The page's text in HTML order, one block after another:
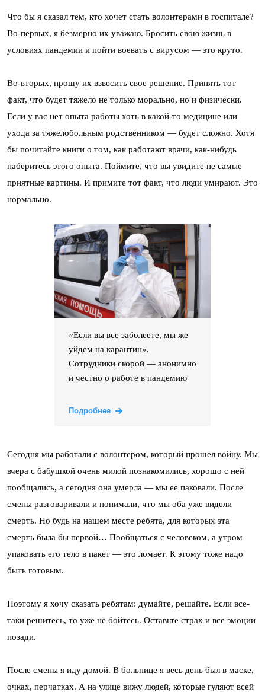
Что бы я сказал тем, кто хочет стать волонтерами в госпитале?
Во-первых, я безмерно их уважаю. Бросить свою жизнь в
условиях пандемии и пойти воевать с вирусом — это круто.
Во-вторых, прошу их взвесить свое решение. Принять тот
факт, что будет тяжело не только морально, но и физически.
Если у вас нет опыта работы хоть в какой-то медицине или
ухода за тяжелобольным родственником — будет сложно. Хотя
бы почитайте книги о том, как работают врачи, как-нибудь
наберитесь этого опыта. Поймите, что вы увидите не самые
приятные картины. И примите тот факт, что люди умирают. Это
нормально.
«Если вы все заболеете, мы же
уйдем на карантин».
Сотрудники скорой — анонимно
и честно о работе в пандемию
Подробнее
Сегодня мы работали с волонтером, который прошел войну. Мы
вчера с бабушкой очень милой познакомились, хорошо с ней
пообщались, а сегодня она умерла — мы ее паковали. После
смены разговаривали и понимали, что мы оба уже видели
смерть. Но будь на нашем месте ребята, для которых эта
смерть была бы первой… Пообщаться с человеком, а утром
упаковать его тело в пакет — это ломает. К этому тоже надо
быть готовым.
Поэтому я хочу сказать ребятам: думайте, решайте. Если все-
таки решитесь, то уже не бойтесь. Оставьте страх и все эмоции
позади.
После смены я иду домой. В больнице я весь день был в маске,
очках, перчатках. А на улице вижу людей, которые гуляют всей